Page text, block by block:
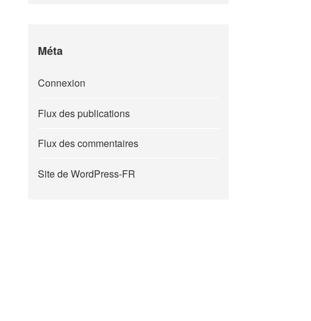
Méta
Connexion
Flux des publications
Flux des commentaires
Site de WordPress-FR